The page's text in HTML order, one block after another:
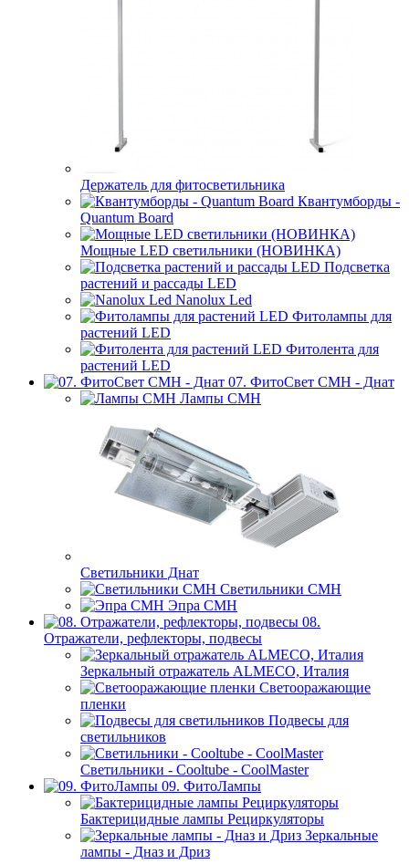
Держатель для фитосветильника
Квантумборды -
Quantum Board
Мощные LED светильники (НОВИНКА)
Подсветка
растений и рассады LED
Nanolux Led
Фитолампы для
растений LED
Фитолента для
растений LED
07. ФитоСвет CMH - Днат
Лампы СМН
Светильники Днат
Светильники СМН
Эпра СМН
08.
Отражатели, рефлекторы, подвесы
Зеркальный отражатель ALMECO, Италия
Светооражающие
пленки
Подвесы для
светильников
Светильники - Cooltube - CoolMaster
09. ФитоЛампы
Бактерицидные лампы Рециркуляторы
Зеркальные
лампы - Дназ и Дриз